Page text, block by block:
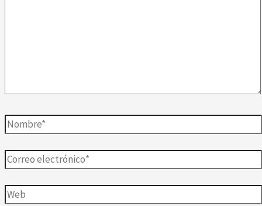
Nombre*
Correo
electrónico*
Web